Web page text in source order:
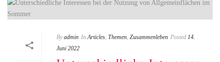
By admin In Articles, Themen, Zusammenleben Posted 14.
Juni 2022